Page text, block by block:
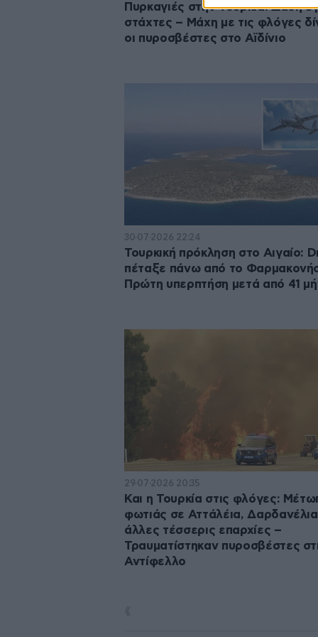
Πυρκαγιές στην Τουρκία: Δάση
στάχτες – Μάχη με τις φλόγες
οι πυροσβέστες στο Αϊδίνιο
30·07·2026 22:24
Τουρκική πρόκληση στο Αιγαίο:
πέταξε πάνω από το
Πρώτη υπερπτήση μετά από 41
29·07·2026 20:35
Και η Τουρκία στις φλόγες:
φωτιάς σε Αττάλέια,
άλλες τέσσερις επαρχίες –
Τραυματίστηκαν πυροσβέστες
Αντίφελλο